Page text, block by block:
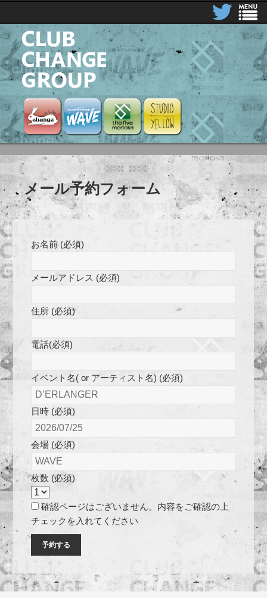
CLUB CHANGE GROUP
Club ChangeClub Change Wave
the five moriokaSTUDIO YELLOW
メール予約フォーム
お名前 (必須)
メールアドレス (必須)
住所 (必須)
電話(必須)
イベント名( or アーティスト名) (必須)
日時 (必須)
会場 (必須)
枚数 (必須)
確認ページはございません。内容をご確認の上
チェックを入れてください